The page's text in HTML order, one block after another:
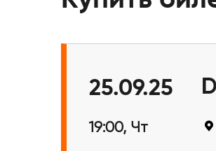
25.09.25
19:00, Чт